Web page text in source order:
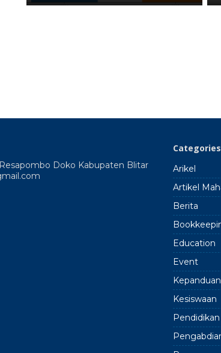
Doko Kabupaten Blitar
Categories
Arikel
Artikel
Berita
Education
Event
Kepanduan
Kesiswaan
Pendidikan